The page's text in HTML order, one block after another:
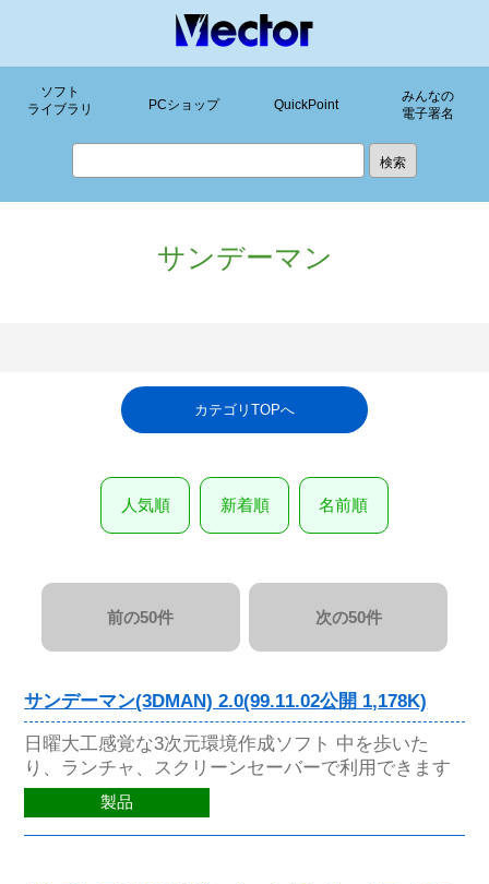
ソフト
ライブラリ
PCショップ QuickPoint
みんなの
電子署名
サンデーマン
カテゴリTOPへ
人気順 新着順 名前順
前の50件 次の50件
サンデーマン(3DMAN) 2.0(99.11.02公開 1,178K)
日曜大工感覚な3次元環境作成ソフト 中を歩いた
り、ランチャ、スクリーンセーバーで利用できます
製品